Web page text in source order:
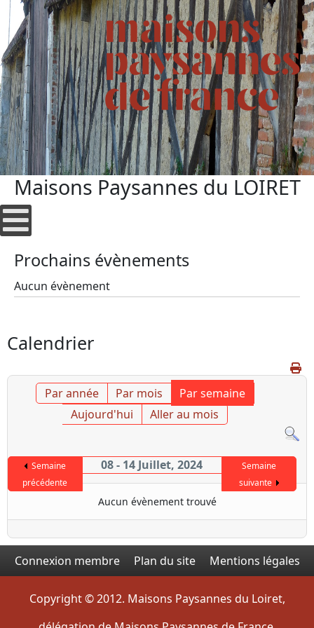
Maisons Paysannes du LOIRET
Prochains évènements
Aucun évènement
Calendrier
Par année Par mois
Par semaine
Aujourd'hui
Aller au mois
Semaine
précédente
08 - 14 Juillet, 2024
Semaine
suivante
Aucun évènement trouvé
Connexion membre Plan du site Mentions légales
Copyright © 2012. Maisons Paysannes du Loiret,